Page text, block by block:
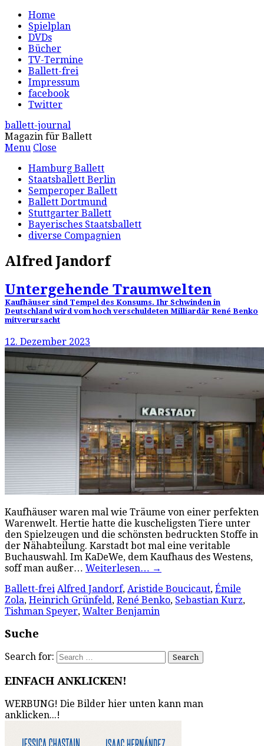
Home
Spielplan
DVDs
Bücher
TV-Termine
Ballett-frei
Impressum
facebook
Twitter
ballett-journal
Magazin für Ballett
Menu Close
Hamburg Ballett
Staatsballett Berlin
Semperoper Ballett
Ballett Dortmund
Stuttgarter Ballett
Bayerisches Staatsballett
diverse Compagnien
Alfred Jandorf
Untergehende Traumwelten
Kaufhäuser sind Tempel des Konsums. Ihr Schwinden in
Deutschland wird vom hoch verschuldeten Milliardär René Benko
mitverursacht
12. Dezember 2023
Kaufhäuser waren mal wie Träume von einer perfekten
Warenwelt. Hertie hatte die kuscheligsten Tiere unter
den Spielzeugen und die schönsten bedruckten Stoffe in
der Nähabteilung. Karstadt bot mal eine veritable
Buchauswahl. Im KaDeWe, dem Kaufhaus des Westens,
soff man außer… Weiterlesen… →
Ballett-frei Alfred Jandorf, Aristide Boucicaut, Émile
Zola, Heinrich Grünfeld, René Benko, Sebastian Kurz,
Tishman Speyer, Walter Benjamin
Suche
Search for:
EINFACH ANKLICKEN!
WERBUNG! Die Bilder hier unten kann man
anklicken...!